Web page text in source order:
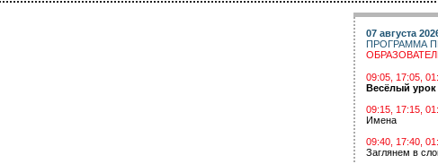
07 августа
ПРОГРАММА
09:05, 17:05,
Весёлый урок
09:15, 17:15,
Имена
09:40, 17:40,
Заглянем в